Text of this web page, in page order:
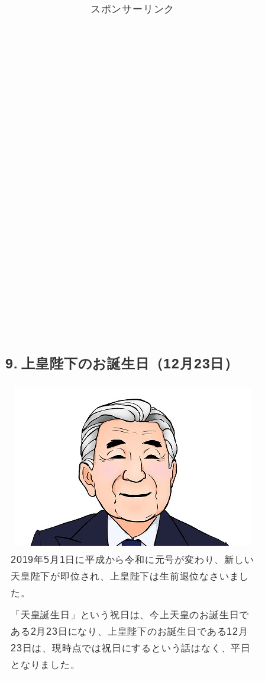
スポンサーリンク
9. 上皇陛下のお誕生日（12月23日）
2019年5月1日に平成から令和に元号が変わり、新しい
天皇陛下が即位され、上皇陛下は生前退位なさいまし
た。
「天皇誕生日」という祝日は、今上天皇のお誕生日で
ある2月23日になり、上皇陛下のお誕生日である12月
23日は、現時点では祝日にするという話はなく、平日
となりました。